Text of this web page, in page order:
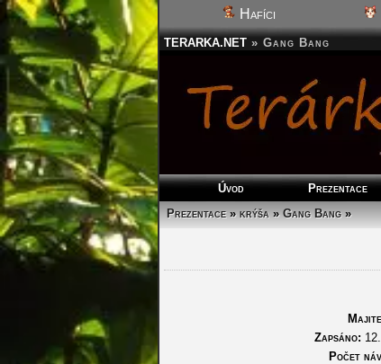
Hafíci
TERARKA.NET » Gang Bang
Úvod Prezentace
Prezentace»krýša»Gang Bang»
Zapsáno:
Počet